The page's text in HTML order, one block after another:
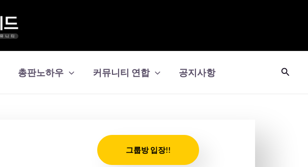
총판노하우 커뮤니티 연합 공지사항
검
그룹방 입장!!